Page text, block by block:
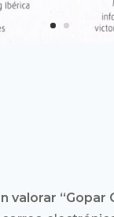
valorar “Gopar